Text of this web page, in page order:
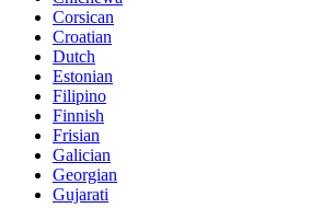
Corsican
Croatian
Dutch
Estonian
Filipino
Finnish
Frisian
Galician
Georgian
Gujarati